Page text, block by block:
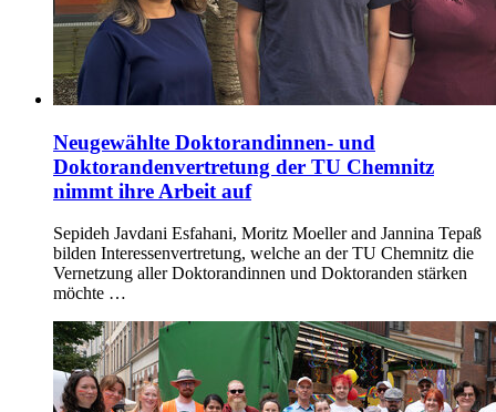
Neugewählte Doktorandinnen- und
Doktorandenvertretung der TU Chemnitz
nimmt ihre Arbeit auf
Sepideh Javdani Esfahani, Moritz Moeller and Jannina Tepaß
bilden Interessenvertretung, welche an der TU Chemnitz die
Vernetzung aller Doktorandinnen und Doktoranden stärken
möchte …